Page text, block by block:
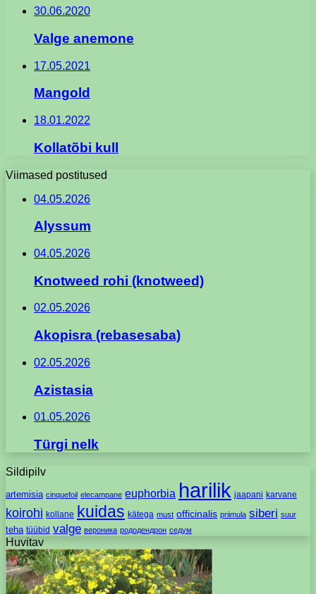
30.06.2020
Valge anemone
17.05.2021
Mangold
18.01.2022
Kollatõbi kull
Viimased postitused
04.05.2026
Alyssum
04.05.2026
Knotweed rohi (knotweed)
02.05.2026
Akopisra (rebasesaba)
02.05.2026
Azistasia
01.05.2026
Türgi nelk
Sildipilv
artemisia cinquefoil elecampane euphorbia harilik jaapani karvane
koirohi kollane kuidas kätega must officinalis priimula siberi suur
teha tüübid valge вероника рододендрон седум
Huvitav